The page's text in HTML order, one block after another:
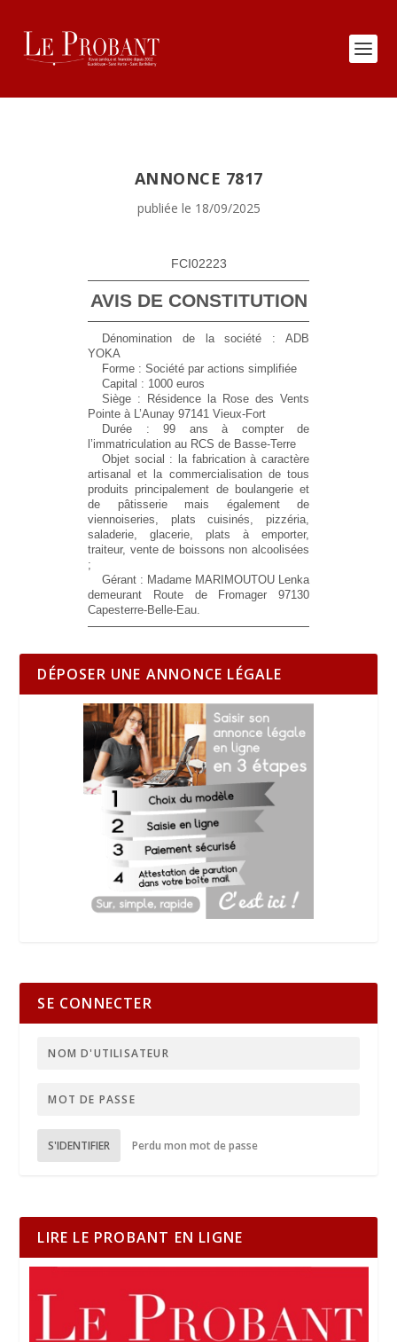
ANNONCE 7817
publiée le 18/09/2025
FCI02223
AVIS DE CONSTITUTION
Dénomination de la société : ADB
YOKA
Forme : Société par actions simplifiée
Capital : 1000 euros
Siège : Résidence la Rose des Vents
Pointe à L’Aunay 97141 Vieux-Fort
Durée : 99 ans à compter de
l’immatriculation au RCS de Basse-Terre
Objet social : la fabrication à caractère
artisanal et la commercialisation de tous
produits principalement de boulangerie et
de pâtisserie mais également de
viennoiseries, plats cuisinés, pizzéria,
saladerie, glacerie, plats à emporter,
traiteur, vente de boissons non alcoolisées
;
Gérant : Madame MARIMOUTOU Lenka
demeurant Route de Fromager 97130
Capesterre-Belle-Eau.
DÉPOSER UNE ANNONCE LÉGALE
SE CONNECTER
S'IDENTIFIER Perdu mon mot de passe
LIRE LE PROBANT EN LIGNE